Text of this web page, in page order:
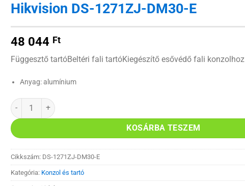
Hikvision DS-1271ZJ-DM30-E
48 044 Ft
Függesztő tartóBeltéri fali tartóKiegészítő esővédő fali konzolhoz
Anyag: alumínium
Hikvision DS-1271ZJ-DM30-E mennyiség
KOSÁRBA TESZEM
Cikkszám: DS-1271ZJ-DM30-E
Kategória: Konzol és tartó